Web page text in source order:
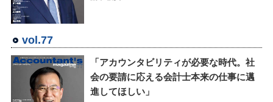
vol.77
「アカウンタビリティが必要な時代。社
会の要請に応える会計士本来の仕事に邁
進してほしい」